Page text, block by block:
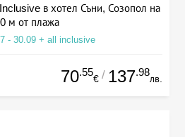
в хотел Съни, Созопол на
м от плажа
- 30.09 + all inclusive
70.55
€ / 137.98
лв.